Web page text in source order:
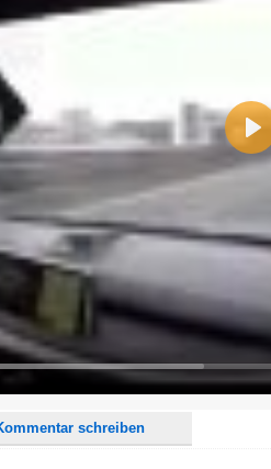
schreiben
<i> werden aus Deinem Kommentar entfernt.
Bitte verwende "www." oder "http://" in URLs
meinem Kommentar Antworten erscheinen.
dieser Seite weitere Kommentare erscheinen.